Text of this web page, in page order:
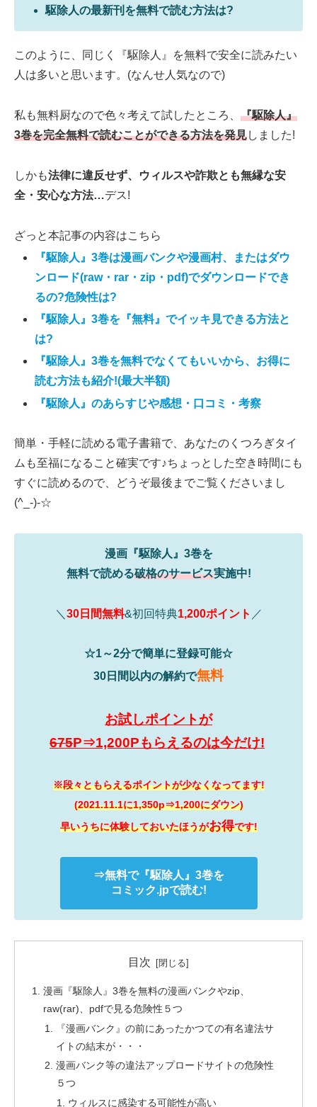
駆除人の最新刊を無料で読む方法は?
このように、同じく『駆除人』を無料で安全に読みたい
人は多いと思います。(なんせ人気なので)
私も無料厨なので色々考えて試したところ、 『駆除人』
3巻を完全無料で読むことができる方法を発見しました!
しかも法律に違反せず、ウィルスや詐欺とも無縁な安
全・安心な方法…デス!
ざっと本記事の内容はこちら
『駆除人』3巻は漫画バンクや漫画村、またはダウ
ンロード(raw・rar・zip・pdf)でダウンロードでき
るの?危険性は?
『駆除人』3巻を『無料』でイッキ見できる方法と
は?
『駆除人』3巻を無料でなくてもいいから、お得に
読む方法も紹介!(最大半額)
『駆除人』のあらすじや感想・口コミ・考察
簡単・手軽に読める電子書籍で、あなたのくつろぎタイ
ムも至福になること確実です♪ちょっとした空き時間にも
すぐに読めるので、どうぞ最後までご覧くださいまし
(^_-)-☆
漫画『駆除人』3巻を
無料で読める破格のサービス実施中!
＼ 30日間無料&初回特典1,200ポイント ／
☆1～2分で簡単に登録可能☆
30日間以内の解約で無料
お試しポイントが
675P⇒1,200Pもらえるのは今だけ!
※段々ともらえるポイントが少なくなってます!
(2021.11.1に1,350p⇒1,200にダウン)
早いうちに体験しておいたほうがお得です!
⇒無料で『駆除人』 3巻を
コミック.jpで読む!
目次
漫画『駆除人』3巻を無料の漫画バンクやzip、
raw(rar)、pdfで見る危険性５つ
『漫画バンク』の前にあったかつての有名違法サ
イトの結末が・・・
漫画バンク等の違法アップロードサイトの危険性
５つ
ウィルスに感染する可能性が高い